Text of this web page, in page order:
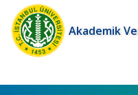
Akademik